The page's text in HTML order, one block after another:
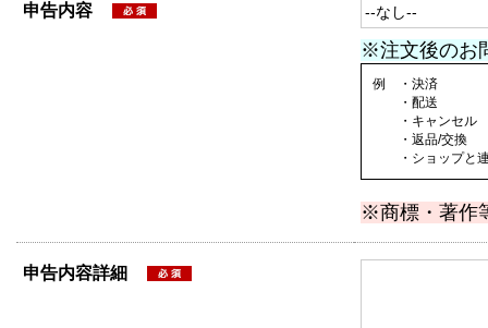
申告内容
※注文後のお
例 ・決済
・配送
・キャンセル
・返品/交換
・ショップと連
※商標・著作
申告内容詳細